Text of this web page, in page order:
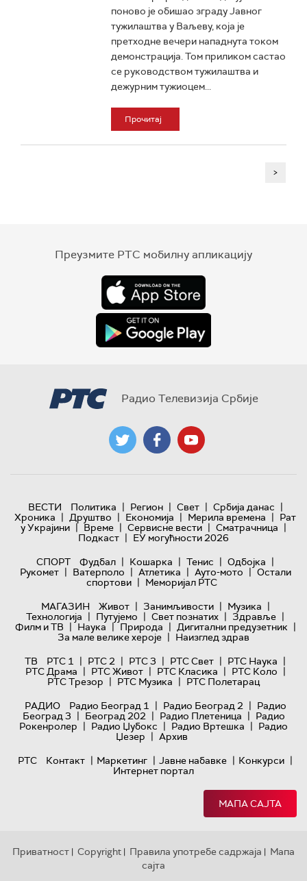
поново је обишао зграду Јавног
тужилаштва у Ваљеву, која је
претходне вечери нападнута током
демонстрација. Том приликом састао
се руководством тужилаштва и
дежурним тужиоцем...
Прочитај
>
Преузмите РТС мобилну апликацију
Радио Телевизија Србије
ВЕСТИ Политика | Регион | Свет | Србија данас |
Хроника | Друштво | Економија | Мерила времена | Рат
у Украјини | Време | Сервисне вести | Сматрачница |
Подкаст | ЕУ могућности 2026
СПОРТ
Фудбал | Кошарка | Тенис | Одбојка |
Рукомет | Ватерполо | Атлетика | Ауто-мото | Остали
спортови | Меморијал РТС
МАГАЗИН
Живот | Занимљивости | Музика |
Технологијa | Путујемо | Свет познатих | Здравље |
Филм и ТВ | Наука | Природа | Дигитални предузетник |
За мале велике хероје | Наизглед здрав
ТВ
РТС 1 | РТС 2 | РТС 3 | РТС Свет | РТС Наука |
РТС Драма | РТС Живот | РТС Класика | РТС Коло |
РТС Трезор | РТС Музика | РТС Полетарац
РАДИО
Радио Београд 1 | Радио Београд 2 | Радио
Београд 3 | Београд 202 | Радио Плетеница | Радио
Рокенролер | Радио Џубокс | Радио Вртешка | Радио
Џезер | Архив
РТС
Контакт | Маркетинг | Јавне набавке | Конкурси |
Интернет портал
МАПА САЈТА
Приватност | Copyright | Правила употребе садржаја | Мапа
сајта